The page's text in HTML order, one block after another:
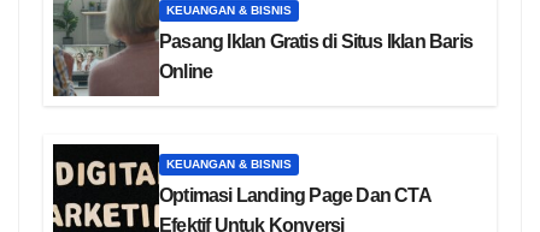
KEUANGAN & BISNIS
Pasang Iklan Gratis di Situs Iklan Baris
Online
KEUANGAN & BISNIS
Optimasi Landing Page Dan CTA
Efektif Untuk Konversi